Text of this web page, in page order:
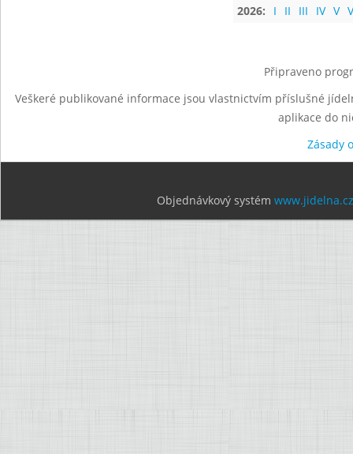
2026:
I II III IV V
Připraveno
Veškeré publikované informace jsou vlastnictvím příslušné
aplikace do
Zásady
Objednávkový systém www.jidelna.cz